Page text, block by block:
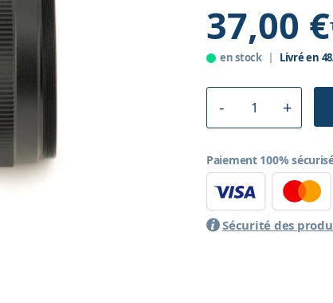
37,00 €
en stock Livré en
Paiement 100%
Sécurité des